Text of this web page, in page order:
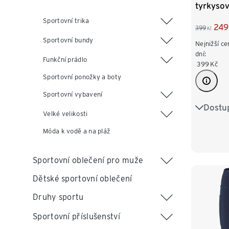
Sportovní trika
Sportovní bundy
Funkční prádlo
Sportovní ponožky a boty
Sportovní vybavení
Velké velikosti
Móda k vodě a na pláž
Sportovní oblečení pro muže
Dětské sportovní oblečení
Druhy sportu
Sportovní příslušenství
399 Kč 249
Nejnižší
dní:
399 Kč
XS 32/